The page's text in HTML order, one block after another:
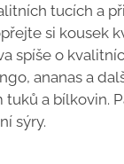
tucích a
si kousek
spíše o
ananas a
a bílkovin.
sýry.